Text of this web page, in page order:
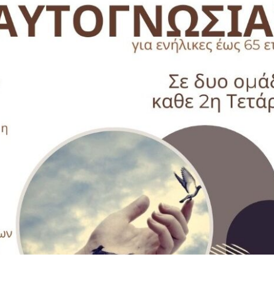
γραμμές με Γιάννη Ευστρατιάδη
και Κώστα Λαγάκη